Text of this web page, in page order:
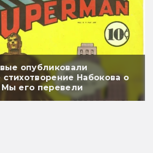
опубликовали
Набокова о
его перевели